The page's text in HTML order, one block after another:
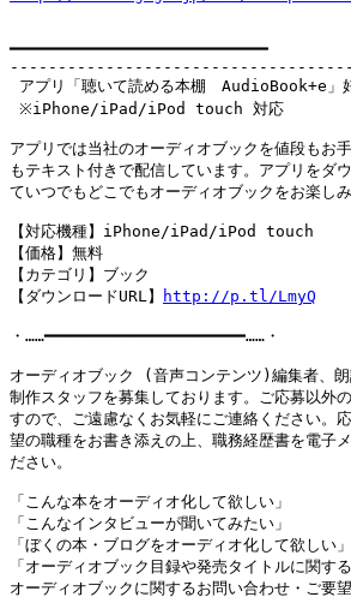
━━━━━━━━━━━━━━━━━━━━━━━━━━━
アプリ「聴いて読める本棚　AudioBook+e」
※iPhone/iPad/iPod touch 対応
アプリでは当社のオーディオブックを値段もお
もテキスト付きで配信しています。アプリをダ
ていつでもどこでもオーディオブックをお楽しみ
【対応機種】iPhone/iPad/iPod touch
【価格】無料
【カテゴリ】ブック
【ダウンロードURL】
http://p.tl/LmyQ
・……━━━━━━━━━━━━━━━━━━━━━……・
オーディオブック (音声コンテンツ)編集者、朗
制作スタッフを募集しております。ご応募以外
すので、ご遠慮なくお気軽にご連絡ください。
望の職種をお書き添えの上、職務経歴書を電子
ださい。
「こんな本をオーディオ化して欲しい」
「こんなインタビューが聞いてみたい」
「ぼくの本・ブログをオーディオ化して欲しい」
「オーディオブック目録や発売タイトルに関す
オーディオブックに関するお問い合わせ・ご要望